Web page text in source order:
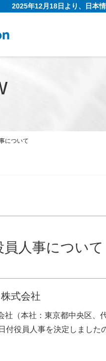
2025年12月18日より、日本
について
人事について
式会社
社（本社：東京都中央区
付役員人事を決定しました